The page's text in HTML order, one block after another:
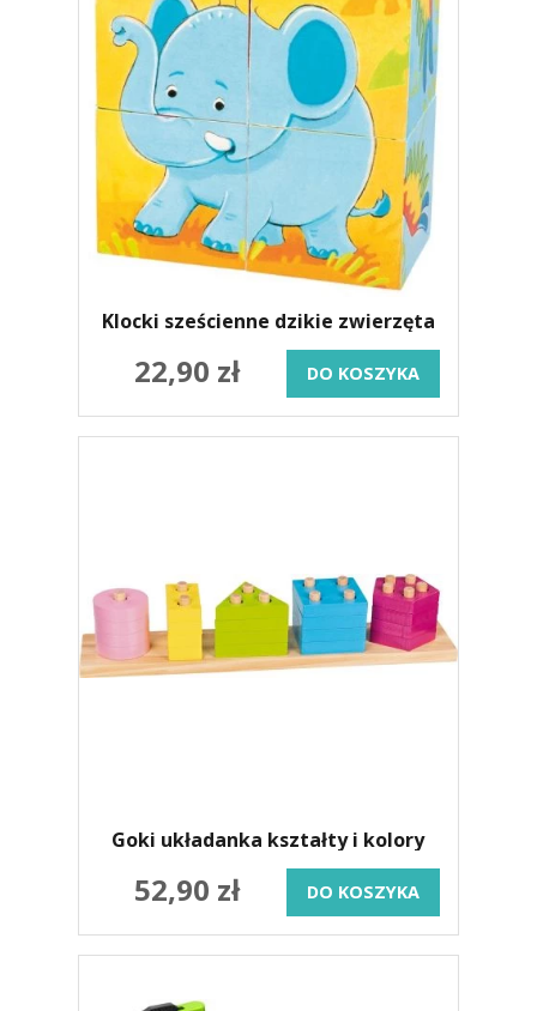
Klocki sześcienne dzikie zwierzęta
22,90 zł DO KOSZYKA
Goki układanka kształty i kolory
52,90 zł DO KOSZYKA